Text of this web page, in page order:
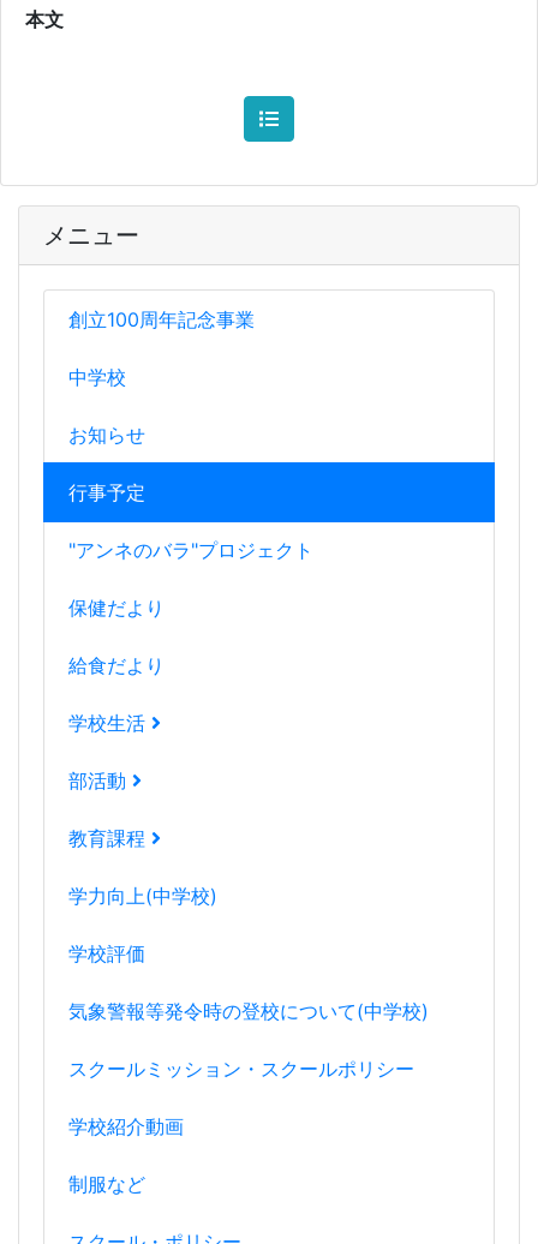
メニュー
創立100周年記念事業
中学校
お知らせ
行事予定
"アンネのバラ"プロジェクト
保健だより
給食だより
学校生活
部活動
教育課程
学力向上(中学校)
学校評価
気象警報等発令時の登校について(中学校)
スクールミッション・スクールポリシー
学校紹介動画
制服など
本文